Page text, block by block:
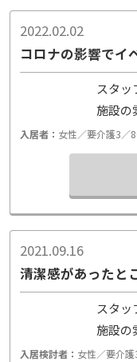
2022.02.02
コロナの影響でイ
スタッ
施設の
入居者： 女性／要介護3／
2021.09.16
清潔感があったと
スタッ
施設の
入居検討者： 女性／要介